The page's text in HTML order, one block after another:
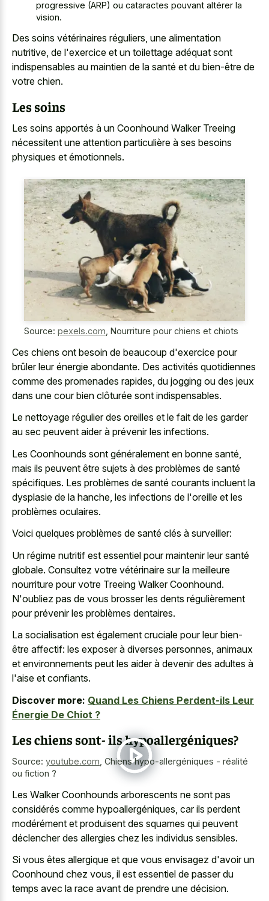
progressive (ARP) ou cataractes pouvant altérer la
vision.
Des soins vétérinaires réguliers, une alimentation
nutritive, de l'exercice et un toilettage adéquat sont
indispensables au maintien de la santé et du bien-être de
votre chien.
Les soins
Les soins apportés à un Coonhound Walker Treeing
nécessitent une attention particulière à ses besoins
physiques et émotionnels.
Source: pexels.com Nourriture pour chiens et chiots
Ces chiens ont besoin de beaucoup d'exercice pour
brûler leur énergie abondante. Des activités quotidiennes
comme des promenades rapides, du jogging ou des jeux
dans une cour bien clôturée sont indispensables.
Le nettoyage régulier des oreilles et le fait de les garder
au sec peuvent aider à prévenir les infections.
Les Coonhounds sont généralement en bonne santé,
mais ils peuvent être sujets à des problèmes de santé
spécifiques. Les problèmes de santé courants incluent la
dysplasie de la hanche, les infections de l'oreille et les
problèmes oculaires.
Voici quelques problèmes de santé clés à surveiller:
Un régime nutritif est essentiel pour maintenir leur santé
globale. Consultez votre vétérinaire sur la meilleure
nourriture pour votre Treeing Walker Coonhound.
N'oubliez pas de vous brosser les dents régulièrement
pour prévenir les problèmes dentaires.
La socialisation est également cruciale pour leur bien-
être affectif: les exposer à diverses personnes, animaux
et environnements peut les aider à devenir des adultes à
l'aise et confiants.
Discover more: Quand Les Chiens Perdent-ils Leur
Énergie De Chiot ?
Les chiens sont- ils hypoallergéniques?
Source: youtube.com Chiens hypo-allergéniques - réalité
ou fiction ?
Les Walker Coonhounds arborescents ne sont pas
considérés comme hypoallergéniques, car ils perdent
modérément et produisent des squames qui peuvent
déclencher des allergies chez les individus sensibles.
Si vous êtes allergique et que vous envisagez d'avoir un
Coonhound chez vous, il est essentiel de passer du
temps avec la race avant de prendre une décision.